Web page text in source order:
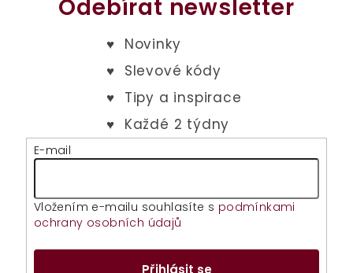
Odebírat newsletter
E-mail
Vložením e-mailu souhlasíte s podmínkami
ochrany osobních údajů
Přihlásit se